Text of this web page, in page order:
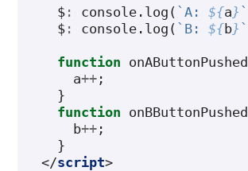
$ : console . log ( `A: ${a} `
$ : console . log ( `B: ${b} `
function onAButtonPushed
a++ ;
}
function onBButtonPushed
b++ ;
}
</script>